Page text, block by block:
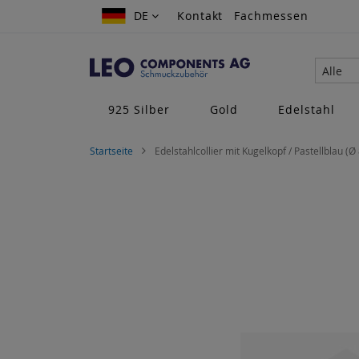
Zum
DE
DE Kontakt Fachmessen
Alle
925 Silber
Gold Edelstahl
Startseite Edelstahlcollier mit Kugelkopf / Pastellblau